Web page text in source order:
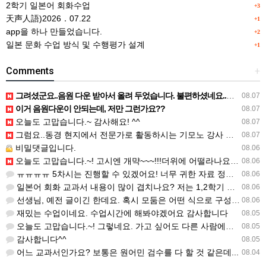
+3
2학기 일본어 회화수업
+1
天声人語)2026．07.22
+2
app을 하나 만들었습니다.
+1
일본 문화 수업 방식 및 수행평가 설계
+
Comments
08.07
그려셨군요..음원 다운 받아서 올려 두었습니다. 불편하셨네요..죄송합니다..
08.07
이거 음원다운이 안되는데, 저만 그런가요??
08.07
오늘도 고맙습니다.~ 감사해요! ^^
08.07
그럼요..동경 현지에서 전문가로 활동하시는 기모노 강사 이십니다.
08.06
비밀댓글입니다.
08.06
오늘도 고맙습니다.~! 고시엔 개먁~~~!!!더위에 어떨라나요...감사합니다. ^^
08.06
ㅠㅠㅠㅠ 5차시는 진행할 수 있겠어요! 너무 귀한 자료 정말 감사합니다!!!
08.06
일본어 회화 교과서 내용이 많이 겹치나요? 저는 1,2학기 출판사가 달라서인지, 회화 단어와 분량이 더 많다…
08.06
선생님, 예전 글이긴 한데요. 혹시 모둠은 어떤 식으로 구성하셨을까요? 진단평가를 보시고 모둠장(도우미학생)…
08.05
재밌는 수업이네요. 수업시간에 해봐야겠어요 감사합니다
08.05
오늘도 고맙습니다.~! 그렇네요. 가고 싶어도 다른 사람에게 민폐는 안되는 것... 감사해요. ^^
08.05
감사합니다^^
08.04
어느 교과서인가요? 보통은 원어민 검수를 다 할 것 같은데...